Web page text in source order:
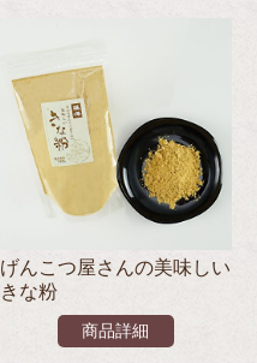
げんこつ屋さんの美味しい
きな粉
商品詳細